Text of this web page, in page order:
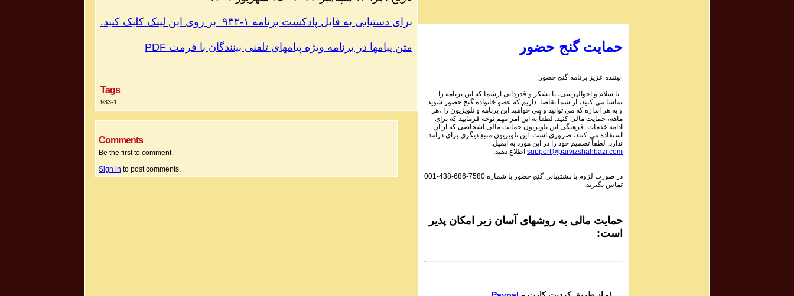
. برای دستیابی به فایل پادکست برنامه ۱-۹۳۳ بر روی این لینک کلیک کنید
PDF متن پیامها در برنامه ویژه پیامهای تلفنی بینندگان با فرمت
Tags
933-1
Comments
Be the first to comment
Sign in to post comments.
PhoneCalls #1059
3 Audio Programs | ۱۰۵۸
Parviz Shahbazi - Ganje Hozour | پرویز شهبازی - گنج
حضور
PhoneCalls #1058
2 Audio Programs | ۱۰۵۸
Parviz Shahbazi - Ganje Hozour | پرویز شهبازی - گنج
حضور
PhoneCalls #1058
حضور
حضور
حضور
Parviz Shahbazi - Ganje Hozour | پرویز شهبازی - گنج
حمایت گنج حضور
بیننده عزیز برنامه گنج حضور:
با سلام و احوالپرسی، با تشکر و قدردانی ازشما که این برنامه را
تماشا می کنید، از شما تقاضا داریم که عضو خانواده گنج حضور شوید
و به هر اندازه که می توانید و می خواهید این برنامه و تلویزیون را ،هر
ماهه، حمایت مالی کنید. لطفاً به این امر مهم توجه فرمایید که برای
ادامه خدمات فرهنگی این تلویزیون حمایت مالی اشخاصی که از آن
استفاده می کنند، ضروری است. این تلویزیون منبع دیگری برای درآمد
ندارد. لطفاً تصمیم خود را در این مورد به ایمیل:
support@parvizshahbazi.com اطلاع دهید.
در صورت لزوم با ‍پشتیبانی گنج حضور با شماره 001-438-686-7580
تماس بگیرید.
حمایت مالی به روشهای آسان زیر امکان پذیر
است: